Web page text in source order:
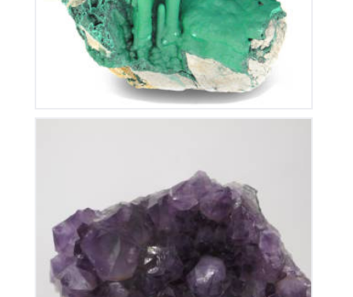
Améthyste du Brésil
110 €